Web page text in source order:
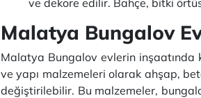
Malatya Bungalov
Malatya Bungalov evlerin inşaatında
ve yapı malzemeleri olarak ahşap,
değiştirilebilir. Bu malzemeler,